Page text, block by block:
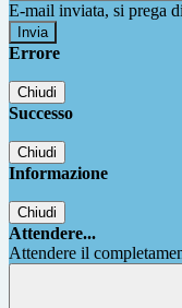
E-mail inviata, si prega
Errore
Chiudi
Successo
Chiudi
Informazione
Chiudi
Attendere...
Attendere il